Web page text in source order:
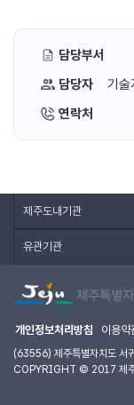
담당부서
담당자
기술
연락처
제주도내기관
유관기관
개인정보처리방침 이용약
(63556) 제주특별자치도
COPYRIGHT © 2017 제